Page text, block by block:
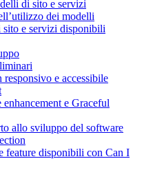
di sito e servizi
dei modelli
e servizi disponibili
responsivo e accessibile
e Graceful
allo sviluppo del software
feature disponibili con Can I